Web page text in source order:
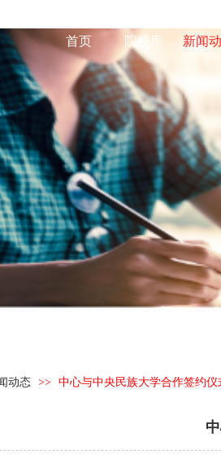
首页 院校库 新闻
动态 >> 中心与中央民族大学合作签约仪